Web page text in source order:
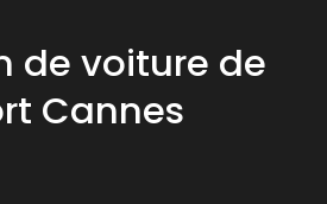
de voiture de
Cannes